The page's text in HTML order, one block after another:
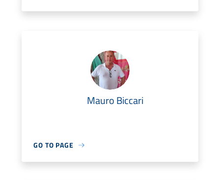
Mauro Biccari
GO TO PAGE